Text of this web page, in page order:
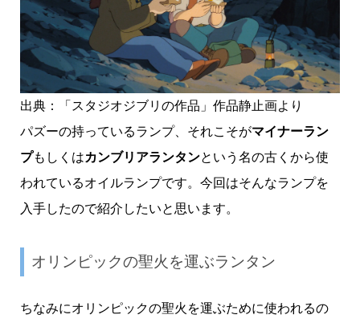
出典：「スタジオジブリの作品」作品静止画より
パズーの持っているランプ、それこそがマイナーラン
プもしくはカンブリアランタンという名の古くから使
われているオイルランプです。今回はそんなランプを
入手したので紹介したいと思います。
オリンピックの聖火を運ぶランタン
ちなみにオリンピックの聖火を運ぶために使われるの